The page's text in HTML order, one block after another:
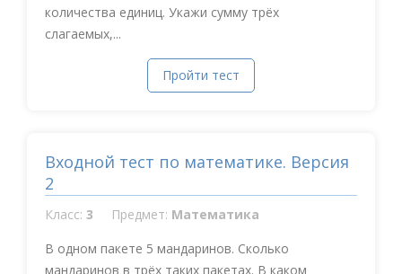
количества единиц. Укажи сумму трёх
слагаемых,...
Пройти тест
Входной тест по математике. Версия
2
Класс: 3 Предмет: Математика
В одном пакете 5 мандаринов. Сколько
мандаринов в трёх таких пакетах. В каком